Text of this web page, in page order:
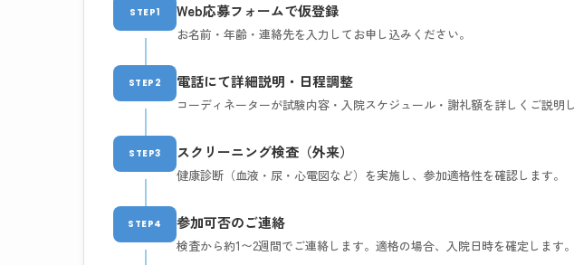
STEP1 Web応募フォームで仮登録
お名前・年齢・連絡先を入力してお申し込みください。
STEP2 電話にて詳細説明・日程調整
コーディネーターが試験内容・入院スケジュール・謝礼額を詳しくご説明し
STEP3 スクリーニング検査（外来）
健康診断（血液・尿・心電図など）を実施し、参加適格性を確認します。
STEP4 参加可否のご連絡
検査から約1〜2週間でご連絡します。適格の場合、入院日時を確定します。